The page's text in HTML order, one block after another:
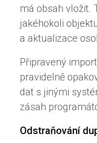
má obsah vložit.
jakéhokoli
a aktualizace
Připravený
pravidelně
dat s jinými
zásah
Odstraňování